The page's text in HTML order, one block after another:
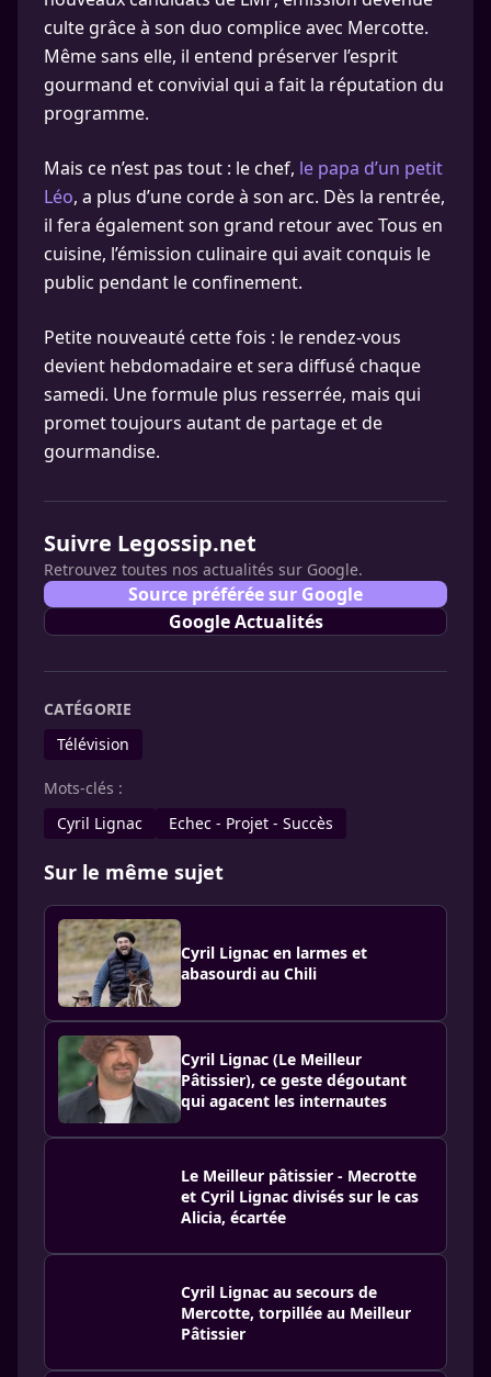
culte grâce à son duo complice avec Mercotte.
Même sans elle, il entend préserver l’esprit
gourmand et convivial qui a fait la réputation du
programme.
Mais ce n’est pas tout : le chef, le papa d’un petit
Léo, a plus d’une corde à son arc. Dès la rentrée,
il fera également son grand retour avec Tous en
cuisine, l’émission culinaire qui avait conquis le
public pendant le confinement.
Petite nouveauté cette fois : le rendez-vous
devient hebdomadaire et sera diffusé chaque
samedi. Une formule plus resserrée, mais qui
promet toujours autant de partage et de
gourmandise.
Suivre Legossip.net
Retrouvez toutes nos actualités sur Google.
Source préférée sur Google
Google Actualités
CATÉGORIE
Télévision
Mots-clés :
Cyril Lignac
Echec - Projet - Succès
Sur le même sujet
Cyril Lignac en larmes et
abasourdi au Chili
Cyril Lignac (Le Meilleur
Pâtissier), ce geste dégoutant
qui agacent les internautes
Le Meilleur pâtissier - Mecrotte
et Cyril Lignac divisés sur le cas
Alicia, écartée
Cyril Lignac au secours de
Mercotte, torpillée au Meilleur
Pâtissier